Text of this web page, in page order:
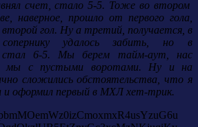
счет, стало 5-5. Тоже во втором
прошло от первого гола,
гол. Ну а третий, получается, в
удалось забить, но в
стал 6-5. Мы берем тайм-аут, нас
мы с пустыми воротами. Ну и на
сложились обстоятельства, что я
и оформил первый в МХЛ хет-трик.